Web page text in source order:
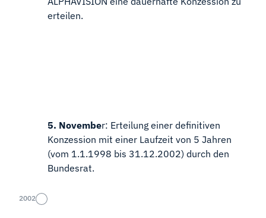
erteilen.
5. November: Erteilung einer definitiven
Konzession mit einer Laufzeit von 5 Jahren
(vom 1.1.1998 bis 31.12.2002) durch den
Bundesrat.
2002